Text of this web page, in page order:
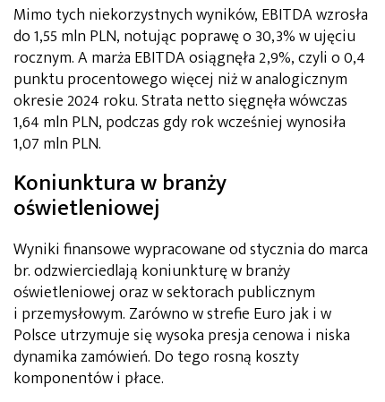
Mimo tych niekorzystnych wyników, EBITDA wzrosła
do 1,55 mln PLN, notując poprawę o 30,3% w ujęciu
rocznym. A marża EBITDA osiągnęła 2,9%, czyli o 0,4
punktu procentowego więcej niż w analogicznym
okresie 2024 roku. Strata netto sięgnęła wówczas
1,64 mln PLN, podczas gdy rok wcześniej wynosiła
1,07 mln PLN.
Koniunktura w branży
oświetleniowej
Wyniki finansowe wypracowane od stycznia do marca
br. odzwierciedlają koniunkturę w branży
oświetleniowej oraz w sektorach publicznym
i przemysłowym. Zarówno w strefie Euro jak i w
Polsce utrzymuje się wysoka presja cenowa i niska
dynamika zamówień. Do tego rosną koszty
komponentów i płace.